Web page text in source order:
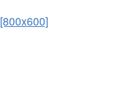
[800x600]